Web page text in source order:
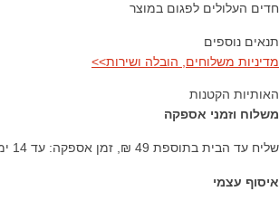
חדים העלולים לפגום במוצר
תנאים נוספים
מדיניות משלוחים, הובלה ושירות>>
האותיות הקטנות
משלוח וזמני אספקה
שליח עד הבית בתוספת 49 ₪, זמן אספקה: עד 14 ימי עסקים.
איסוף עצמי